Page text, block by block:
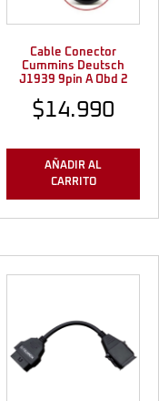
Cable Conector
Cummins Deutsch
J1939 9pin A Obd 2
$14.990
AÑADIR AL
CARRITO